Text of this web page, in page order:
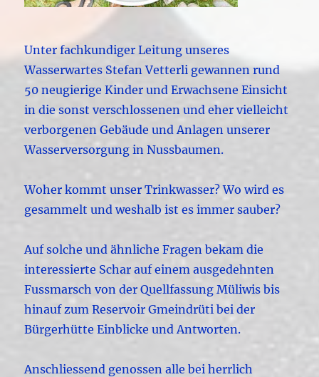
Unter fachkundiger Leitung unseres
Wasserwartes Stefan Vetterli gewannen rund
50 neugierige Kinder und Erwachsene Einsicht
in die sonst verschlossenen und eher vielleicht
verborgenen Gebäude und Anlagen unserer
Wasserversorgung in Nussbaumen.
Woher kommt unser Trinkwasser? Wo wird es
gesammelt und weshalb ist es immer sauber?
Auf solche und ähnliche Fragen bekam die
interessierte Schar auf einem ausgedehnten
Fussmarsch von der Quellfassung Müliwis bis
hinauf zum Reservoir Gmeindrüti bei der
Bürgerhütte Einblicke und Antworten.
Anschliessend genossen alle bei herrlich